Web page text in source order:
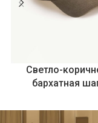
Светло-
бархатная